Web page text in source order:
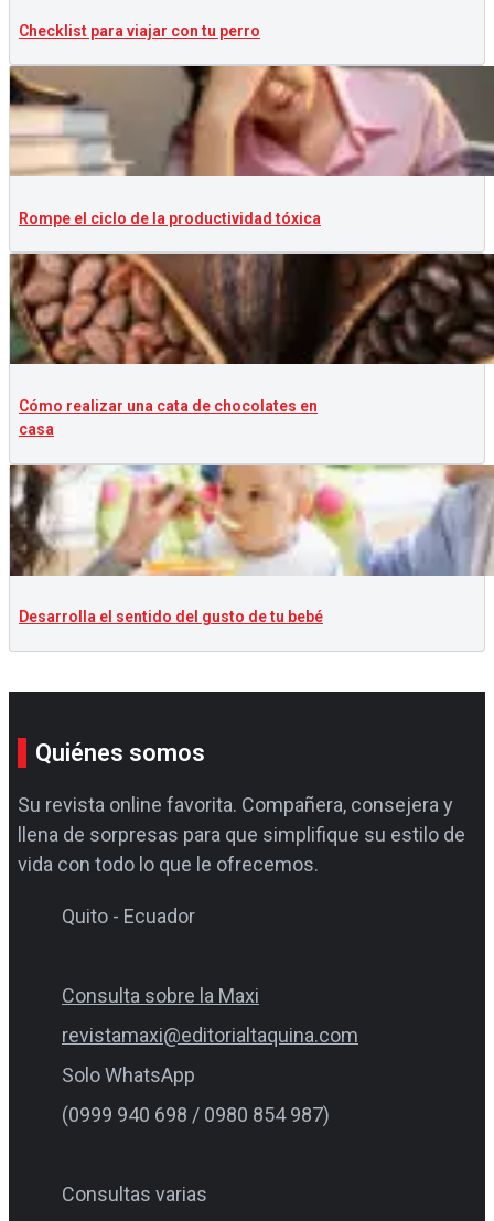
Checklist para viajar con tu perro
Rompe el ciclo de la productividad tóxica
Cómo realizar una cata de chocolates en
casa
Desarrolla el sentido del gusto de tu bebé
Quiénes somos
Su revista online favorita. Compañera, consejera y
llena de sorpresas para que simplifique su estilo de
vida con todo lo que le ofrecemos.
Quito - Ecuador
Consulta sobre la Maxi
revistamaxi@editorialtaquina.com
Solo WhatsApp
(0999 940 698 / 0980 854 987)
Consultas varias